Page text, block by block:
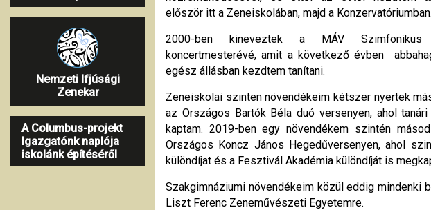
először itt a Zeneiskolában, majd a Konzervatóriumban.
2000-ben kineveztek a MÁV Szimfonikus
koncertmesterévé, amit a következő évben
egész állásban kezdtem tanítani.
Zeneiskolai szinten növendékeim kétszer nyertek
az Országos Bartók Béla duó versenyen, ahol tanári
kaptam. 2019-ben egy növendékem szintén
Országos Koncz János Hegedűversenyen, ahol
különdíjat és a Fesztivál Akadémia különdíját is
Szakgimnáziumi növendékeim közül eddig
Liszt Ferenc Zeneművészeti Egyetemre.
Nemzeti Ifjúsági
Zenekar
A Columbus-projekt
Igazgatónk naplója
iskolánk építéséről